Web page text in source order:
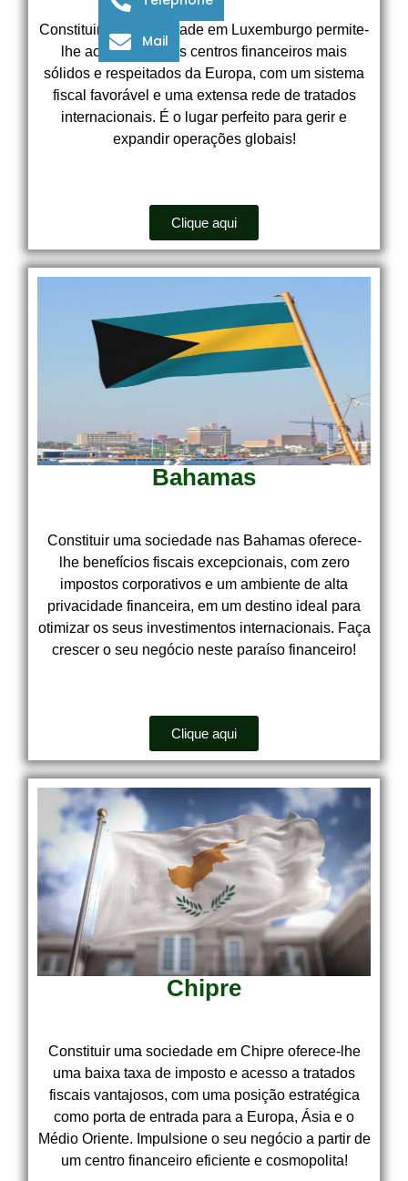
Constituir uma sociedade em Luxemburgo permite-
lhe acessar um dos centros financeiros mais
sólidos e respeitados da Europa, com um sistema
fiscal favorável e uma extensa rede de tratados
internacionais. É o lugar perfeito para gerir e
expandir operações globais!
Clique aqui
Bahamas
Constituir uma sociedade nas Bahamas oferece-
lhe benefícios fiscais excepcionais, com zero
impostos corporativos e um ambiente de alta
privacidade financeira, em um destino ideal para
otimizar os seus investimentos internacionais. Faça
crescer o seu negócio neste paraíso financeiro!
Clique aqui
Chipre
Constituir uma sociedade em Chipre oferece-lhe
uma baixa taxa de imposto e acesso a tratados
fiscais vantajosos, com uma posição estratégica
como porta de entrada para a Europa, Ásia e o
Médio Oriente. Impulsione o seu negócio a partir de
um centro financeiro eficiente e cosmopolita!
Mail